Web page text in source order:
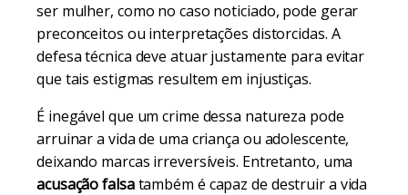
ser mulher, como no caso noticiado, pode gerar
preconceitos ou interpretações distorcidas. A
defesa técnica deve atuar justamente para evitar
que tais estigmas resultem em injustiças.
É inegável que um crime dessa natureza pode
arruinar a vida de uma criança ou adolescente,
deixando marcas irreversíveis. Entretanto, uma
acusação falsatambém é capaz de destruir a vida